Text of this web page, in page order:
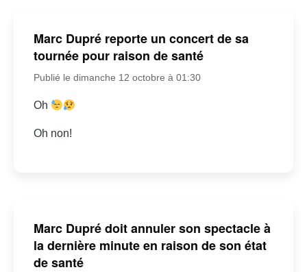
Marc Dupré reporte un concert de sa
tournée pour raison de santé
Publié le dimanche 12 octobre à 01:30
Oh
Oh non!
Marc Dupré doit annuler son spectacle à
la dernière minute en raison de son état
de santé